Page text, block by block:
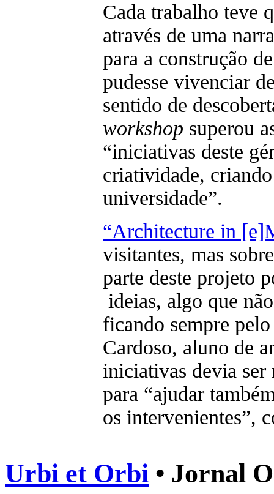
Cada trabalho teve
através de uma
para a construção
pudesse vivenciar
sentido de
workshop superou
“iniciativas deste
criatividade,
universidade”.
“Architecture in
visitantes, mas
parte deste projeto
ideias, algo que
ficando sempre
Cardoso, aluno de
iniciativas devia ser
para “ajudar
os intervenientes”,
Urbi et Orbi • Jornal